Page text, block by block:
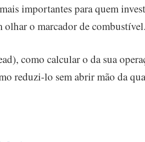
importantes para quem
olhar o marcador de
como calcular o da sua
reduzi-lo sem abrir mão da